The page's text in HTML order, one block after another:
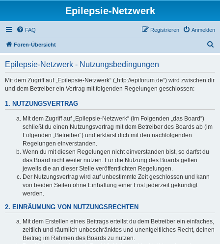
Epilepsie-Netzwerk
FAQ Anmelden
Registrieren
Foren-Übersicht
Epilepsie-Netzwerk - Nutzungsbedingungen
Mit dem Zugriff auf „Epilepsie-Netzwerk“ („http://epiforum.de“) wird zwischen dir
und dem Betreiber ein Vertrag mit folgenden Regelungen geschlossen:
1. NUTZUNGSVERTRAG
Mit dem Zugriff auf „Epilepsie-Netzwerk“ (im Folgenden „das Board“)
schließt du einen Nutzungsvertrag mit dem Betreiber des Boards ab (im
Folgenden „Betreiber“) und erklärst dich mit den nachfolgenden
Regelungen einverstanden.
Wenn du mit diesen Regelungen nicht einverstanden bist, so darfst du
das Board nicht weiter nutzen. Für die Nutzung des Boards gelten
jeweils die an dieser Stelle veröffentlichten Regelungen.
Der Nutzungsvertrag wird auf unbestimmte Zeit geschlossen und kann
von beiden Seiten ohne Einhaltung einer Frist jederzeit gekündigt
werden.
2. EINRÄUMUNG VON NUTZUNGSRECHTEN
Mit dem Erstellen eines Beitrags erteilst du dem Betreiber ein einfaches,
zeitlich und räumlich unbeschränktes und unentgeltliches Recht, deinen
Beitrag im Rahmen des Boards zu nutzen.